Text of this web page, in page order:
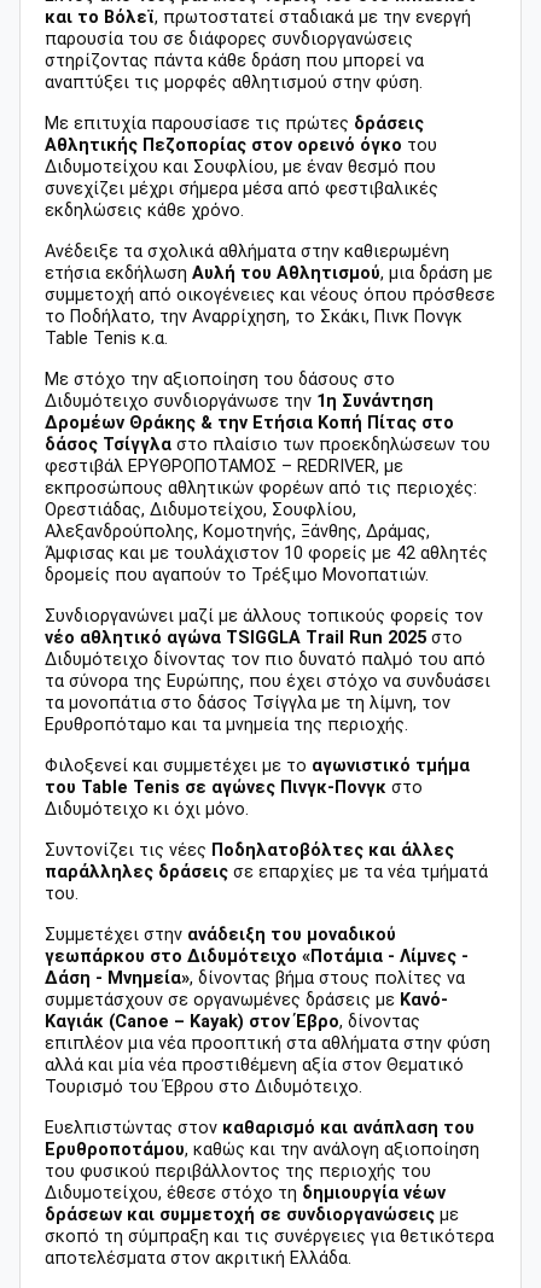
και το Βόλεϊ, πρωτοστατεί σταδιακά με την ενεργή
παρουσία του σε διάφορες συνδιοργανώσεις
στηρίζοντας πάντα κάθε δράση που μπορεί να
αναπτύξει τις μορφές αθλητισμού στην φύση.
Με επιτυχία παρουσίασε τις πρώτες δράσεις
Αθλητικής Πεζοπορίας στον ορεινό όγκο του
Διδυμοτείχου και Σουφλίου, με έναν θεσμό που
συνεχίζει μέχρι σήμερα μέσα από φεστιβαλικές
εκδηλώσεις κάθε χρόνο.
Ανέδειξε τα σχολικά αθλήματα στην καθιερωμένη
ετήσια εκδήλωση Αυλή του Αθλητισμού, μια δράση με
συμμετοχή από οικογένειες και νέους όπου πρόσθεσε
το Ποδήλατο, την Αναρρίχηση, το Σκάκι, Πινκ Πονγκ
Table Tenis κ.α.
Με στόχο την αξιοποίηση του δάσους στο
Διδυμότειχο συνδιοργάνωσε την 1η Συνάντηση
Δρομέων Θράκης & την Ετήσια Κοπή Πίτας στο
δάσος Τσίγγλα στο πλαίσιο των προεκδηλώσεων του
φεστιβάλ ΕΡΥΘΡΟΠΟΤΑΜΟΣ – REDRIVER, με
εκπροσώπους αθλητικών φορέων από τις περιοχές:
Ορεστιάδας, Διδυμοτείχου, Σουφλίου,
Αλεξανδρούπολης, Κομοτηνής, Ξάνθης, Δράμας,
Άμφισας και με τουλάχιστον 10 φορείς με 42 αθλητές
δρομείς που αγαπούν το Τρέξιμο Μονοπατιών.
Συνδιοργανώνει μαζί με άλλους τοπικούς φορείς τον
νέο αθλητικό αγώνα TSIGGLA Trail Run 2025 στο
Διδυμότειχο δίνοντας τον πιο δυνατό παλμό του από
τα σύνορα της Ευρώπης, που έχει στόχο να συνδυάσει
τα μονοπάτια στο δάσος Τσίγγλα με τη λίμνη, τον
Ερυθροπόταμο και τα μνημεία της περιοχής.
Φιλοξενεί και συμμετέχει με το αγωνιστικό τμήμα
του Table Tenis σε αγώνες Πινγκ-Πονγκ στο
Διδυμότειχο κι όχι μόνο.
Συντονίζει τις νέες Ποδηλατοβόλτες και άλλες
παράλληλες δράσεις σε επαρχίες με τα νέα τμήματά
του.
Συμμετέχει στην ανάδειξη του μοναδικού
γεωπάρκου στο Διδυμότειχο «Ποτάμια - Λίμνες -
Δάση - Μνημεία», δίνοντας βήμα στους πολίτες να
συμμετάσχουν σε οργανωμένες δράσεις με Κανό-
Καγιάκ (Canoe – Kayak) στον Έβρο, δίνοντας
επιπλέον μια νέα προοπτική στα αθλήματα στην φύση
αλλά και μία νέα προστιθέμενη αξία στον Θεματικό
Τουρισμό του Έβρου στο Διδυμότειχο.
Ευελπιστώντας στον καθαρισμό και ανάπλαση του
Ερυθροποτάμου, καθώς και την ανάλογη αξιοποίηση
του φυσικού περιβάλλοντος της περιοχής του
Διδυμοτείχου, έθεσε στόχο τη δημιουργία νέων
δράσεων και συμμετοχή σε συνδιοργανώσεις με
σκοπό τη σύμπραξη και τις συνέργειες για θετικότερα
αποτελέσματα στον ακριτική Ελλάδα.